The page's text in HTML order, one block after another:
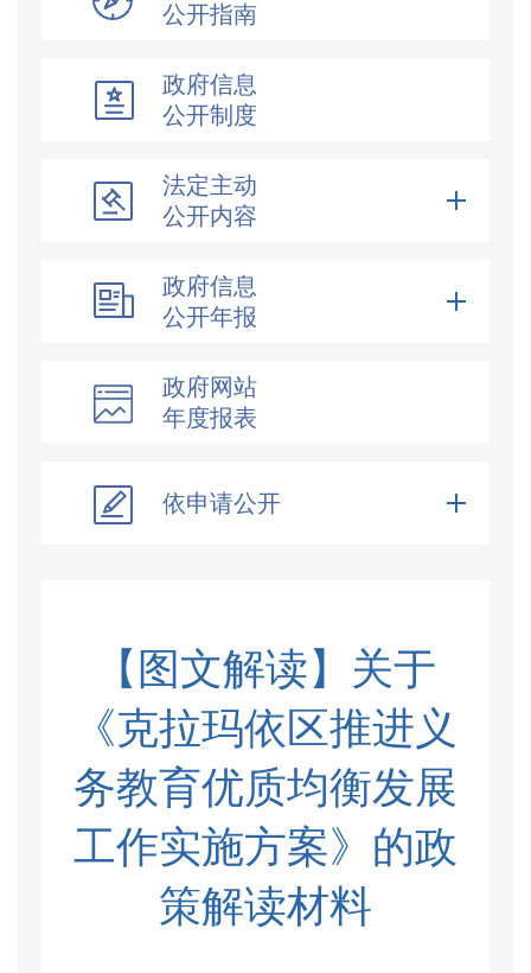
公开指南
政府信息
公开制度
法定主动
公开内容
政府信息
公开年报
政府网站
年度报表
依申请公开
【图文解读】关于
《克拉玛依区推进义
务教育优质均衡发展
工作实施方案》的政
策解读材料